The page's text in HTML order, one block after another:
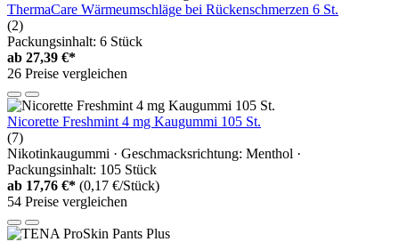
ThermaCare Wärmeumschläge bei Rückenschmerzen 6 St.
(2)
Packungsinhalt: 6 Stück
ab 27,39 €*
26 Preise vergleichen
Nicorette Freshmint 4 mg Kaugummi 105 St.
(7)
Nikotinkaugummi · Geschmacksrichtung: Menthol ·
Packungsinhalt: 105 Stück
ab 17,76 €* (0,17 €/Stück)
54 Preise vergleichen